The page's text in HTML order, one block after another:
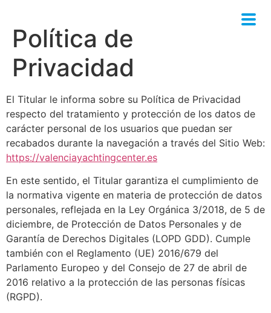
contenido
Política de
Privacidad
El Titular le informa sobre su Política de Privacidad
respecto del tratamiento y protección de los datos de
carácter personal de los usuarios que puedan ser
recabados durante la navegación a través del Sitio Web:
https://valenciayachtingcenter.es
En este sentido, el Titular garantiza el cumplimiento de
la normativa vigente en materia de protección de datos
personales, reflejada en la Ley Orgánica 3/2018, de 5 de
diciembre, de Protección de Datos Personales y de
Garantía de Derechos Digitales (LOPD GDD). Cumple
también con el Reglamento (UE) 2016/679 del
Parlamento Europeo y del Consejo de 27 de abril de
2016 relativo a la protección de las personas físicas
(RGPD).